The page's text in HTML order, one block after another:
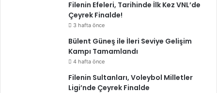
Filenin Efeleri, Tarihinde İlk Kez VNL’de
Çeyrek Finalde!
3 hafta önce
Bülent Güneş ile İleri Seviye Gelişim
Kampı Tamamlandı
4 hafta önce
Filenin Sultanları, Voleybol Milletler
Ligi’nde Çeyrek Finalde